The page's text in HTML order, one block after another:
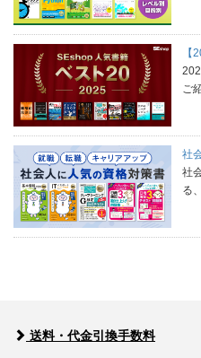
【
ご
社
社
る
送料・代金引換手数料